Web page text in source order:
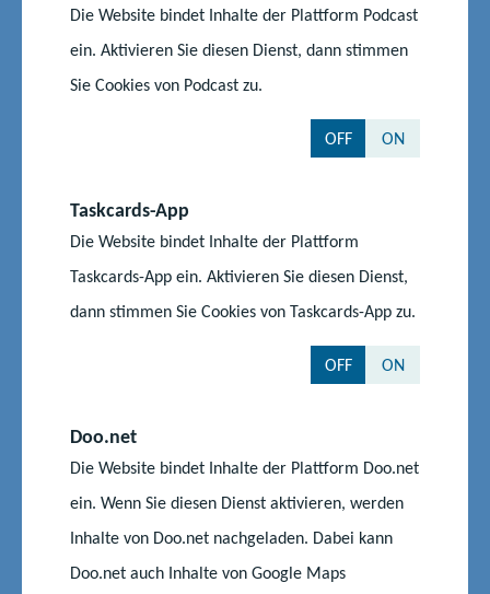
Die Website bindet Inhalte der Plattform Podcast
ein. Aktivieren Sie diesen Dienst, dann stimmen
Sie Cookies von Podcast zu.
OFF ON
Taskcards-App
Die Website bindet Inhalte der Plattform
Taskcards-App ein. Aktivieren Sie diesen Dienst,
dann stimmen Sie Cookies von Taskcards-App zu.
OFF ON
Doo.net
Die Website bindet Inhalte der Plattform Doo.net
ein. Wenn Sie diesen Dienst aktivieren, werden
Inhalte von Doo.net nachgeladen. Dabei kann
Doo.net auch Inhalte von Google Maps
Regionale Schule "Käthe
Kollwitz" Anklam
Mühlenstraße 8d
17389 Anklam
Regionale Schule mit
17449 Karlshagen
Regionale Schule mit
Spantekow
17367 Eggesin
Löcknitz
Regionale Schule Penkun
Stettiner Tor 4
Deutsch-Polnisches Friedrich-Engels-Straße